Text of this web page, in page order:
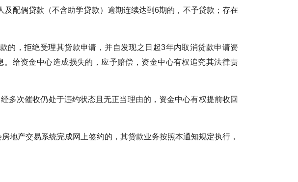
偶贷款（不含助学贷款）逾期连续达到6期的，不予贷款；存在
，拒绝受理其贷款申请，并自发现之日起3年内取消贷款申请资
给资金中心造成损失的，应予赔偿，资金中心有权追究其法律责
次催收仍处于违约状态且无正当理由的，资金中心有权提前收回
产交易系统完成网上签约的，其贷款业务按照本通知规定执行，